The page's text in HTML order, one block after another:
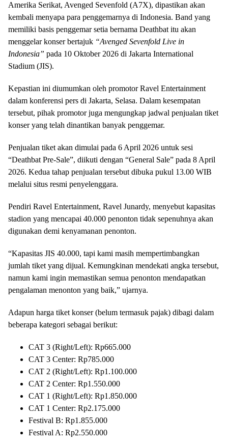
Amerika Serikat, Avenged Sevenfold (A7X), dipastikan akan
kembali menyapa para penggemarnya di Indonesia. Band yang
memiliki basis penggemar setia bernama Deathbat itu akan
menggelar konser bertajuk “Avenged Sevenfold Live in
Indonesia” pada 10 Oktober 2026 di Jakarta International
Stadium (JIS).
Kepastian ini diumumkan oleh promotor Ravel Entertainment
dalam konferensi pers di Jakarta, Selasa. Dalam kesempatan
tersebut, pihak promotor juga mengungkap jadwal penjualan tiket
konser yang telah dinantikan banyak penggemar.
Penjualan tiket akan dimulai pada 6 April 2026 untuk sesi
“Deathbat Pre-Sale”, diikuti dengan “General Sale” pada 8 April
2026. Kedua tahap penjualan tersebut dibuka pukul 13.00 WIB
melalui situs resmi penyelenggara.
Pendiri Ravel Entertainment, Ravel Junardy, menyebut kapasitas
stadion yang mencapai 40.000 penonton tidak sepenuhnya akan
digunakan demi kenyamanan penonton.
“Kapasitas JIS 40.000, tapi kami masih mempertimbangkan
jumlah tiket yang dijual. Kemungkinan mendekati angka tersebut,
namun kami ingin memastikan semua penonton mendapatkan
pengalaman menonton yang baik,” ujarnya.
Adapun harga tiket konser (belum termasuk pajak) dibagi dalam
beberapa kategori sebagai berikut:
CAT 3 (Right/Left): Rp665.000
CAT 3 Center: Rp785.000
CAT 2 (Right/Left): Rp1.100.000
CAT 2 Center: Rp1.550.000
CAT 1 (Right/Left): Rp1.850.000
CAT 1 Center: Rp2.175.000
Festival B: Rp1.855.000
Festival A: Rp2.550.000